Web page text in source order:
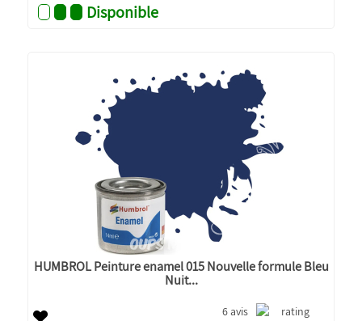
Disponible
HUMBROL Peinture enamel 015 Nouvelle formule Bleu
Nuit...
6 avis